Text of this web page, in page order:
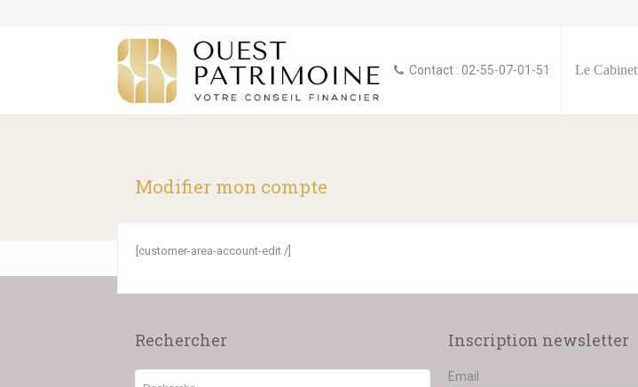
Contact : 02-55-07-01-51 Le Cabinet
Modifier mon compte
[customer-area-account-edit /]
Rechercher Inscription newsletter
Email